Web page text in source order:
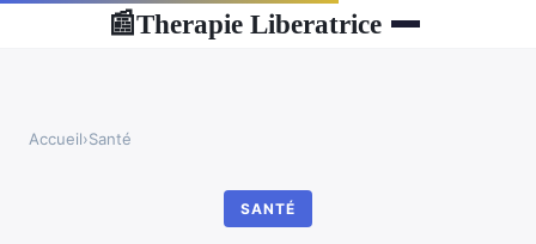
📰Therapie Liberatrice
Accueil›Santé
SANTÉ